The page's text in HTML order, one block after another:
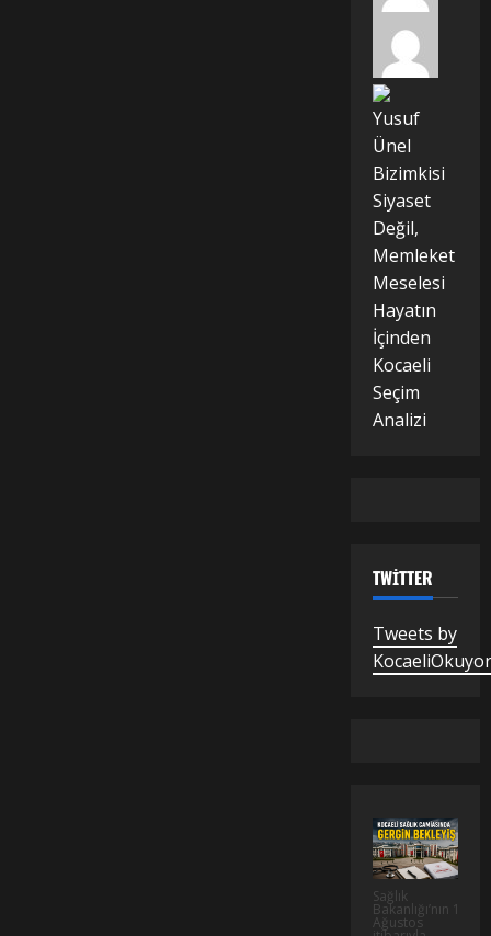
Yusuf
Ünel
Bizimkisi
Siyaset
Değil,
Memleket
Meselesi
Hayatın
İçinden
Kocaeli
Seçim
Analizi
TWITTER
Tweets by
Sağlık
Bakanlığı’nın 1
Ağustos